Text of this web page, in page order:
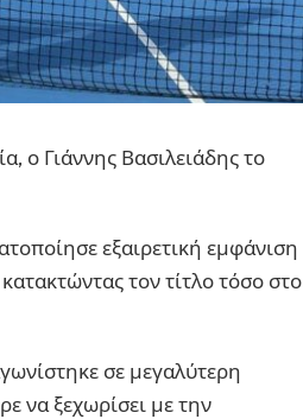
ο Γιάννης Βασιλειάδης το
εξαιρετική εμφάνιση
τον τίτλο τόσο στο
σε μεγαλύτερη
να ξεχωρίσει με την